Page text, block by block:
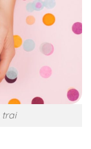
trai